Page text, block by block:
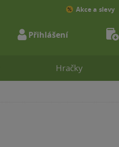
Hračky
Akce a slevy
Přihlášení